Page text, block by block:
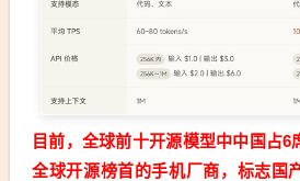
目前，全球前十开源模型中中国占
全球开源榜首的手机厂商，标志国